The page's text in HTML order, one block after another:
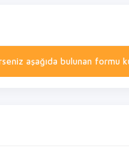
aşağıda bulunan formu